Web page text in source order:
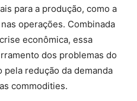
para a produção, como a
operações. Combinada
econômica, essa
dos problemas do
redução da demanda
commodities.